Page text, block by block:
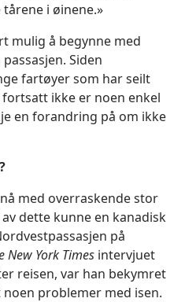
i øinene.»
mulig å begynne med
Siden
fartøyer som har seilt
ikke er noen enkel
en forandring på om ikke
med overraskende stor
dette kunne en kanadisk
på
New York Times intervjuet
reisen, var han bekymret
problemer med isen.